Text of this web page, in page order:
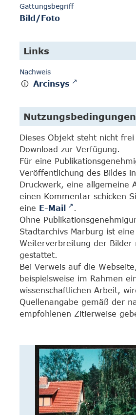
Gattungsbegriff
Bild/Foto
Links
Nachweis
Arcinsys
Nutzungsbedingungen
Dieses Objekt steht nicht frei
Download zur Verfügung.
Für eine
Veröffentlichung des Bildes
Druckwerk, eine allgemeine
einen Kommentar schicken
eine E-Mail
.
Ohne
Stadtarchivs Marburg ist eine
Weiterverbreitung der Bilder
gestattet.
Bei Verweis auf die
beispielsweise im Rahmen
wissenschaftlichen Arbeit,
Quellenangabe gemäß der
empfohlenen Zitierweise